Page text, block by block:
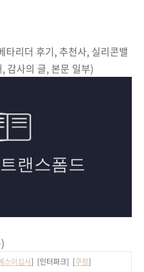
타리더 후기, 추천사, 실리콘밸
감사의 글, 본문 일부)
스이십사] [인터파크] [쿠팡]